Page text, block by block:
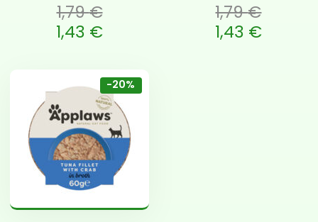
1,79€
oli: 1,79 €.
1,43 €
1,79€
Algne hind oli: 1,79 €.
1,43 €
-20%